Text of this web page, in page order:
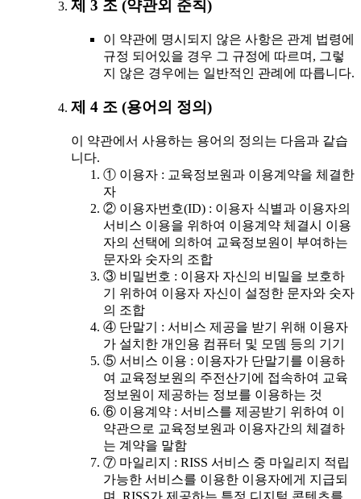
제 3 조 (약관외 준칙)
이 약관에 명시되지 않은 사항은 관계 법령에
규정 되어있을 경우 그 규정에 따르며, 그렇
지 않은 경우에는 일반적인 관례에 따릅니다.
제 4 조 (용어의 정의)
이 약관에서 사용하는 용어의 정의는 다음과 같습
니다.
① 이용자 : 교육정보원과 이용계약을 체결한
자
② 이용자번호(ID) : 이용자 식별과 이용자의
서비스 이용을 위하여 이용계약 체결시 이용
자의 선택에 의하여 교육정보원이 부여하는
문자와 숫자의 조합
③ 비밀번호 : 이용자 자신의 비밀을 보호하
기 위하여 이용자 자신이 설정한 문자와 숫자
의 조합
④ 단말기 : 서비스 제공을 받기 위해 이용자
가 설치한 개인용 컴퓨터 및 모뎀 등의 기기
⑤ 서비스 이용 : 이용자가 단말기를 이용하
여 교육정보원의 주전산기에 접속하여 교육
정보원이 제공하는 정보를 이용하는 것
⑥ 이용계약 : 서비스를 제공받기 위하여 이
약관으로 교육정보원과 이용자간의 체결하
는 계약을 말함
⑦ 마일리지 : RISS 서비스 중 마일리지 적립
가능한 서비스를 이용한 이용자에게 지급되